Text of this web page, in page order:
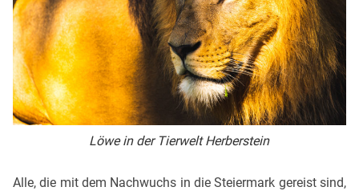
Löwe in der Tierwelt Herberstein
Alle, die mit dem Nachwuchs in die Steiermark gereist sind,